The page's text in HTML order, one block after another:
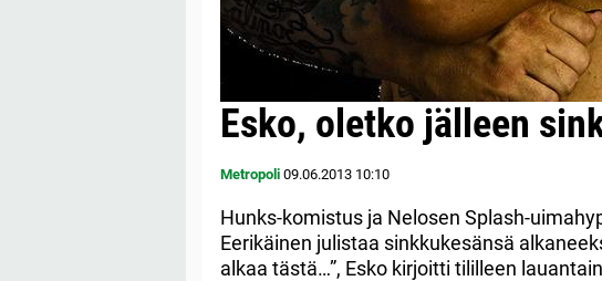
Esko, oletko jälleen
Metropoli 09.06.2013 10:10
Hunks-komistus ja Nelosen Splash-
Eerikäinen julistaa sinkkukesänsä
alkaa tästä…”, Esko kirjoitti tililleen